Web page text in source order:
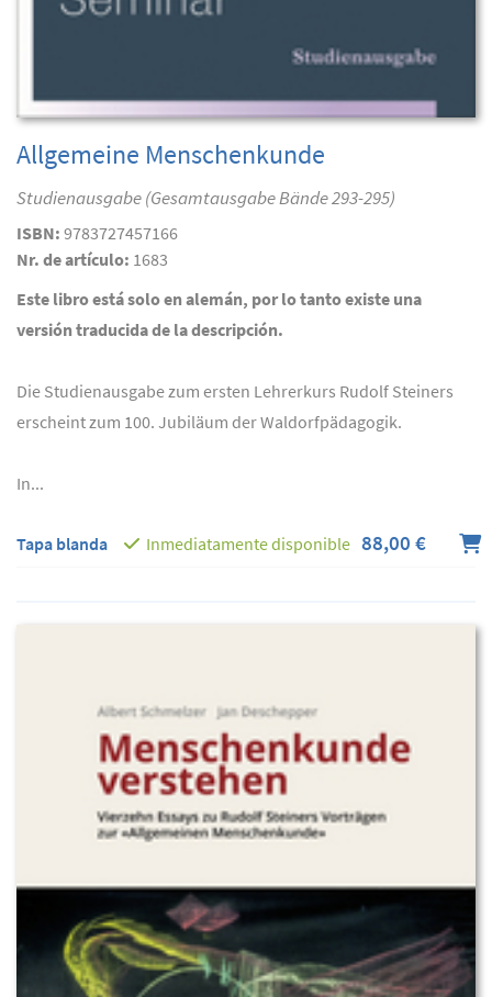
Allgemeine Menschenkunde
Studienausgabe (Gesamtausgabe Bände 293-295)
ISBN: 9783727457166
Nr. de artículo: 1683
Este libro está solo en alemán, por lo tanto existe una
versión traducida de la descripción.
Die Studienausgabe zum ersten Lehrerkurs Rudolf Steiners
erscheint zum 100. Jubiläum der Waldorfpädagogik.
In...
Tapa blanda Inmediatamente disponible 88,00 €